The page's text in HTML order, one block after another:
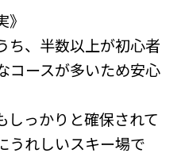
ち、半数以上が初心者
コースが多いため安心
しっかりと確保されて
うれしいスキー場で